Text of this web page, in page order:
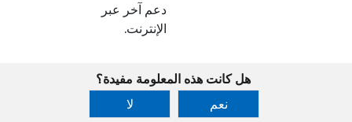
دعم آخر عبر
الإنترنت.
هل كانت هذه المعلومة مفيدة؟
نعم
لا